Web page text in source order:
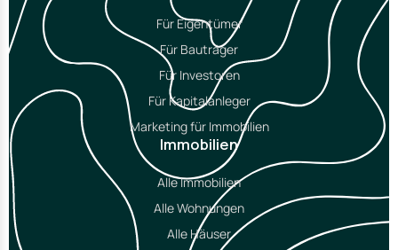
Für Eigentümer
Für Bauträger
Für Investoren
Für Kapitalanleger
Marketing für Immobilien
Immobilien
Alle Immobilien
Alle Wohnungen
Alle Häuser